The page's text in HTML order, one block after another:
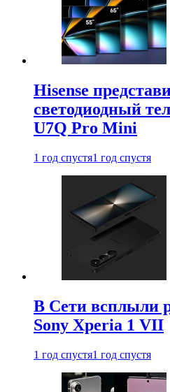
Hisense
светодиодный
U7Q Pro Mini
1 год спустя1 год спустя
В Сети всплыли
Sony Xperia 1 VII
1 год спустя1 год спустя